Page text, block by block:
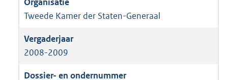
Tweede Kamer der Staten-Generaal
2008-2009